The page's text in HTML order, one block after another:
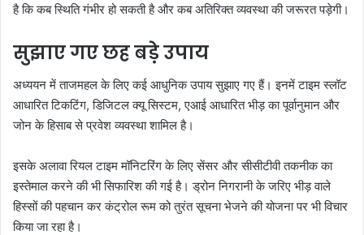
है कि कब स्थिति गंभीर हो सकती है और कब अतिरिक्त व्यवस्था की जरूरत पड़ेगी।
सुझाए गए छह बड़े उपाय
अध्ययन में ताजमहल के लिए कई आधुनिक उपाय सुझाए गए हैं। इनमें टाइम स्लॉट
आधारित टिकटिंग, डिजिटल क्यू सिस्टम, एआई आधारित भीड़ का पूर्वानुमान और
जोन के हिसाब से प्रवेश व्यवस्था शामिल है।
इसके अलावा रियल टाइम मॉनिटरिंग के लिए सेंसर और सीसीटीवी तकनीक का
इस्तेमाल करने की भी सिफारिश की गई है। ड्रोन निगरानी के जरिए भीड़ वाले
हिस्सों की पहचान कर कंट्रोल रूम को तुरंत सूचना भेजने की योजना पर भी विचार
किया जा रहा है।